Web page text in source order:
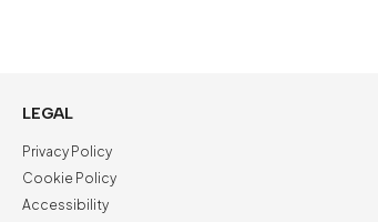
LEGAL
Privacy Policy
Cookie Policy
Accessibility